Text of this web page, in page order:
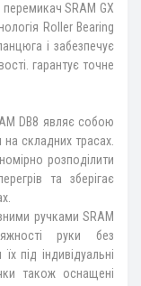
SRAM GX
Roller Bearing
і забезпечує
гарантує точне
DB8 являє собою
складних трасах.
розподілити
та зберігає
ручками SRAM
руки без
під індивідуальні
також оснащені